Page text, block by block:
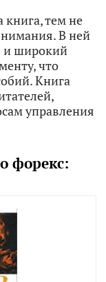
книга, тем не
В ней
и широкий
что
Книга
управления
форекс: